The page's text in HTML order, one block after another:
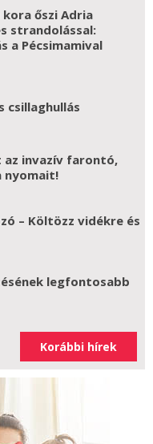
őszi Adria
strandolással:
a Pécsimamival
csillaghullás
invazív farontó,
nyomait!
– Költözz vidékre és
legfontosabb
Korábbi hírek